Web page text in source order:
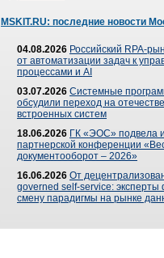
MSKIT.RU: последние новости
04.08.2026 Российский RPA-
от автоматизации задач к
процессами и AI
03.07.2026 Системные
обсудили переход на
встроенных систем
18.06.2026 ГК «ЭОС» подвела
партнерской конференции
документооборот – 2026»
16.06.2026 От
governed self-service: эксперты
смену парадигмы на рынке